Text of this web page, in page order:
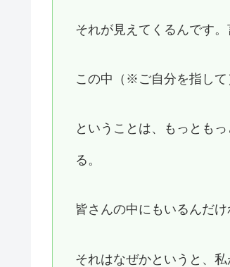
それが見えてくるんです
この中（※ご自分を指して
ということは、もっとも
る。
皆さんの中にもいるんだ
それはなぜかというと、